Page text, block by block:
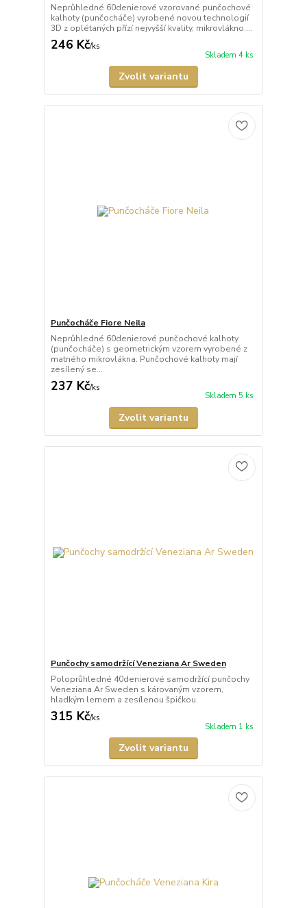
Neprůhledné 60denierové vzorované punčochové
kalhoty (punčocháče) vyrobené novou technologií
3D z oplétaných přízí nejvyšší kvality, mikrovlákno....
246 Kč/ks
Skladem 4 ks
Zvolit variantu
Punčocháče Fiore Neila
Neprůhledné 60denierové punčochové kalhoty
(punčocháče) s geometrickým vzorem vyrobené z
matného mikrovlákna. Punčochové kalhoty mají
zesílený se...
237 Kč/ks
Skladem 5 ks
Zvolit variantu
Punčochy samodržící Veneziana Ar Sweden
Poloprůhledné 40denierové samodržící punčochy
Veneziana Ar Sweden s károvaným vzorem,
hladkým lemem a zesílenou špičkou.
315 Kč/ks
Skladem 1 ks
Zvolit variantu